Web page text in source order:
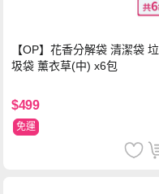
【OP】花香分解袋 清潔袋 垃
圾袋 薰衣草(中) x6包
$499
免運